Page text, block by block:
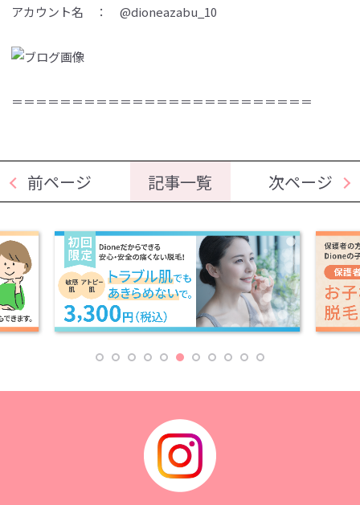
アカウント名 ： @dioneazabu_10
＝＝＝＝＝＝＝＝＝＝＝＝＝＝＝＝＝＝＝＝＝＝＝＝＝
前ページ 記事一覧 次ページ